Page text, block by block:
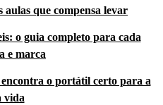
aulas que compensa levar
o guia completo para cada
e marca
o portátil certo para a
vida